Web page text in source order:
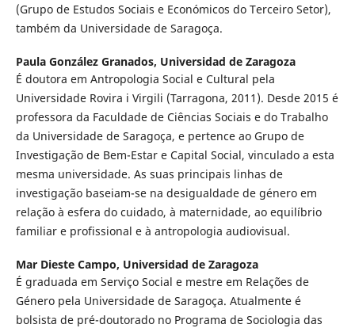
(Grupo de Estudos Sociais e Económicos do Terceiro Setor),
também da Universidade de Saragoça.
Paula González Granados, Universidad de Zaragoza
É doutora em Antropologia Social e Cultural pela
Universidade Rovira i Virgili (Tarragona, 2011). Desde 2015 é
professora da Faculdade de Ciências Sociais e do Trabalho
da Universidade de Saragoça, e pertence ao Grupo de
Investigação de Bem-Estar e Capital Social, vinculado a esta
mesma universidade. As suas principais linhas de
investigação baseiam-se na desigualdade de género em
relação à esfera do cuidado, à maternidade, ao equilíbrio
familiar e profissional e à antropologia audiovisual.
Mar Dieste Campo, Universidad de Zaragoza
É graduada em Serviço Social e mestre em Relações de
Género pela Universidade de Saragoça. Atualmente é
bolsista de pré-doutorado no Programa de Sociologia das